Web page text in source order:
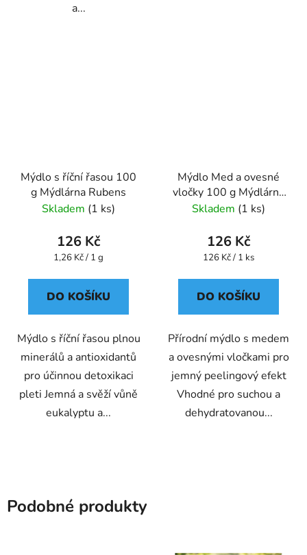
a...
Mýdlo s říční řasou 100
g Mýdlárna Rubens
Skladem (1 ks)
126 Kč
Měrná
1,26 Kč / 1 g
DO KOŠÍKU
Mýdlo s říční řasou plnou
minerálů a antioxidantů
pro účinnou detoxikaci
pleti Jemná a svěží vůně
eukalyptu a...
Mýdlo Med a ovesné
vločky 100 g Mýdlárna
Rubens
Skladem (1 ks)
126 Kč
Měrná
126 Kč / 1 ks
DO KOŠÍKU
Přírodní mýdlo s medem
a ovesnými vločkami pro
jemný peelingový efekt
Vhodné pro suchou a
dehydratovanou...
Podobné produkty